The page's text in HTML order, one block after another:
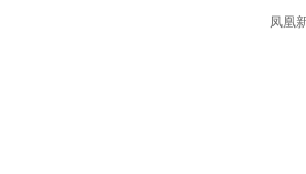
凤凰